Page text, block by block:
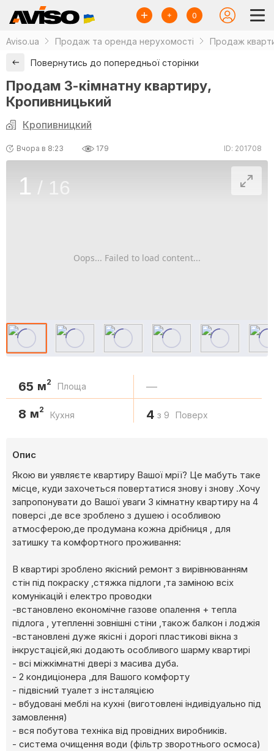
0
Aviso.ua Продаж та оренда нерухомості Продаж
Повернутись до попередньої сторінки
Продам 3-кімнатну квартиру,
Кропивницький
Кропивницкий
Вчора в 8:23 179 ID: 201708
Oops... Failed to load content...
1 / 16
65 м2 Площа —
8 м2
Кухня 4 з 9 Поверх
Опис
Якою ви уявляєте квартиру Вашої мрії? Це мабуть таке
місце, куди захочеться повертатися знову і знову .Хочу
запропонувати до Вашої уваги 3 кімнатну квартиру на 4
поверсі ,де все зроблено з душею і особливою
атмосферою,де продумана кожна дрібниця , для
затишку та комфортного проживання:
В квартирі зроблено якісний ремонт з вирівнюванням
стін під покраску ,стяжка підлоги ,та заміною всіх
комунікацій і електро проводки
-встановлено економічне газове опалення + тепла
підлога , утепленні зовнішні стіни ,також балкон і лоджія
-встановлені дуже якісні і дорогі пластикові вікна з
інкрустацієй,які додають особливого шарму квартирі
- всі міжкімнатні двері з масива дуба.
- 2 кондиціонера ,для Вашого комфорту
- підвісний туалет з інсталяцією
- вбудовані меблі на кухні (виготовлені індивідуально під
замовлення)
- вся побутова техніка від провідних виробників.
- система очищення води (фільтр зворотнього осмоса)